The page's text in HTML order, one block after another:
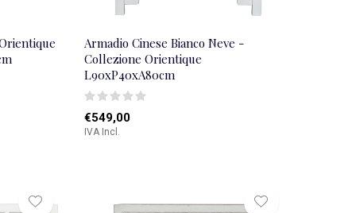
Armadio Cinese Bianco Neve -
Collezione Orientique
L90xP40xA80cm
€549,00
IVA Incl.